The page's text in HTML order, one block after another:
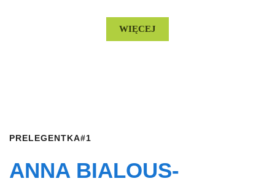
WIĘCEJ
PRELEGENTKA#1
ANNA BIALOUS-